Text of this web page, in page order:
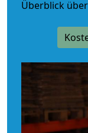
Überblick